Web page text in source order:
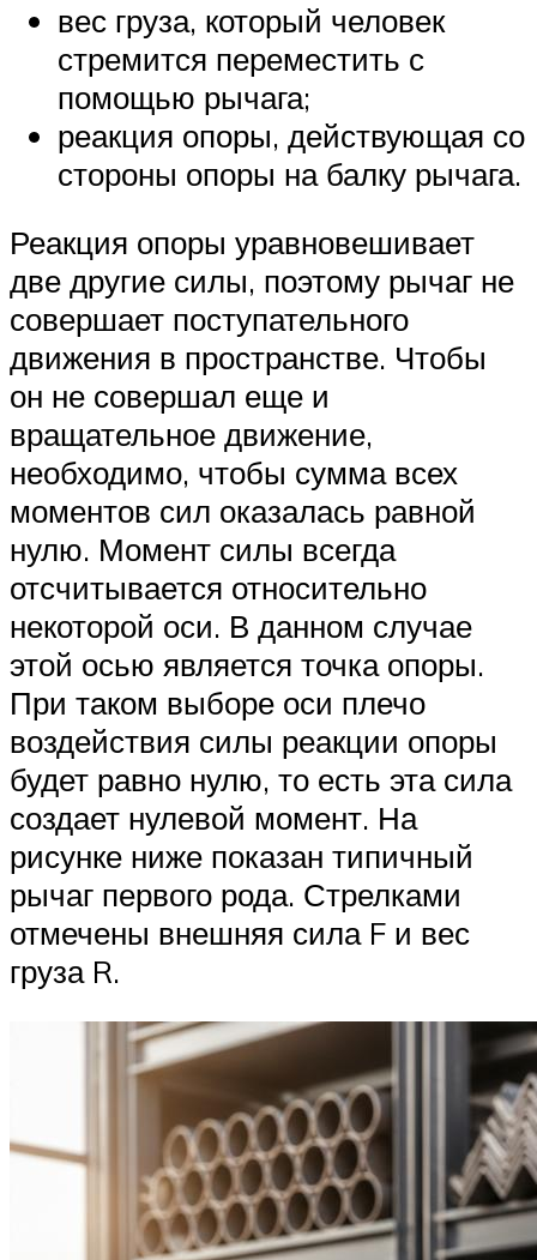
вес груза, который человек
стремится переместить с
помощью рычага;
реакция опоры, действующая со
стороны опоры на балку рычага.
Реакция опоры уравновешивает
две другие силы, поэтому рычаг не
совершает поступательного
движения в пространстве. Чтобы
он не совершал еще и
вращательное движение,
необходимо, чтобы сумма всех
моментов сил оказалась равной
нулю. Момент силы всегда
отсчитывается относительно
некоторой оси. В данном случае
этой осью является точка опоры.
При таком выборе оси плечо
воздействия силы реакции опоры
будет равно нулю, то есть эта сила
создает нулевой момент. На
рисунке ниже показан типичный
рычаг первого рода. Стрелками
отмечены внешняя сила F и вес
груза R.